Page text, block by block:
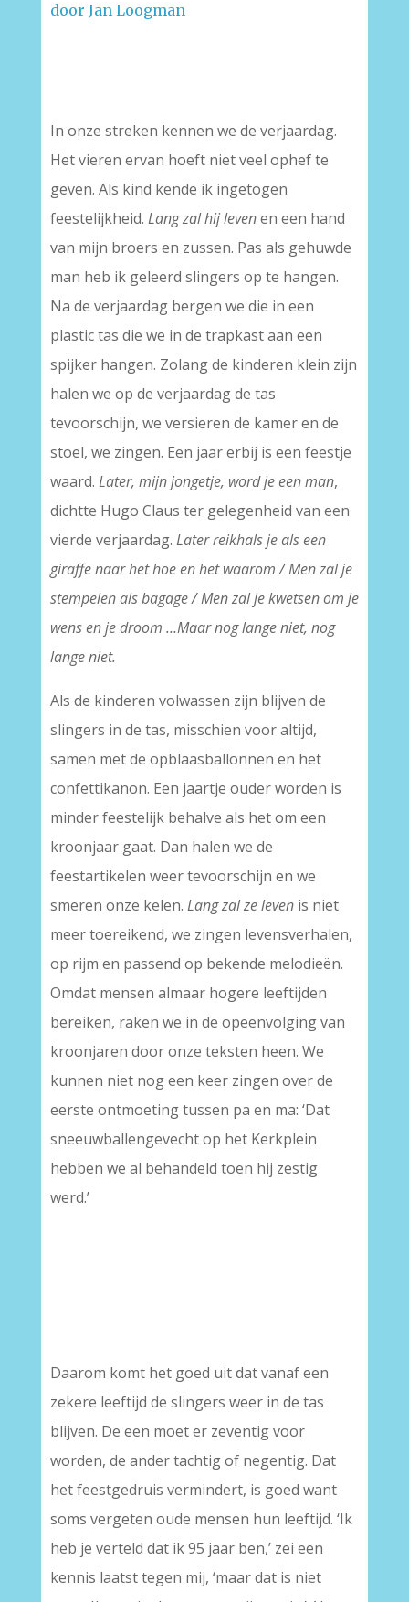
door Jan Loogman
In onze streken kennen we de verjaardag.
Het vieren ervan hoeft niet veel ophef te
geven. Als kind kende ik ingetogen
feestelijkheid. Lang zal hij levenen een hand
van mijn broers en zussen. Pas als gehuwde
man heb ik geleerd slingers op te hangen.
Na de verjaardag bergen we die in een
plastic tas die we in de trapkast aan een
spijker hangen. Zolang de kinderen klein zijn
halen we op de verjaardag de tas
tevoorschijn, we versieren de kamer en de
stoel, we zingen. Een jaar erbij is een feestje
waard. Later, mijn jongetje, word je een man,
dichtte Hugo Claus ter gelegenheid van een
vierde verjaardag. Later reikhals je als een
giraffe naar het hoe en het waarom / Men zal je
stempelen als bagage / Men zal je kwetsen om je
wens en je droom …Maar nog langeniet, nog
lange niet.
Als de kinderen volwassen zijn blijven de
slingers in de tas, misschien voor altijd,
samen met de opblaasballonnen en het
confettikanon. Een jaartje ouder worden is
minder feestelijk behalve als het om een
kroonjaar gaat. Dan halen we de
feestartikelen weer tevoorschijn en we
smeren onze kelen. Lang zal ze levenis niet
meer toereikend, we zingen levensverhalen,
op rijm en passend op bekende melodieën.
Omdat mensen almaar hogere leeftijden
bereiken, raken we in de opeenvolging van
kroonjaren door onze teksten heen. We
kunnen niet nog een keer zingen over de
eerste ontmoeting tussen pa en ma: ‘Dat
sneeuwballengevecht op het Kerkplein
hebben we al behandeld toen hij zestig
werd.’
Daarom komt het goed uit dat vanaf een
zekere leeftijd de slingers weer in de tas
blijven. De een moet er zeventig voor
worden, de ander tachtig of negentig. Dat
het feestgedruis vermindert, is goed want
soms vergeten oude mensen hun leeftijd. ‘Ik
heb je verteld dat ik 95 jaar ben,’ zei een
kennis laatst tegen mij, ‘maar dat is niet